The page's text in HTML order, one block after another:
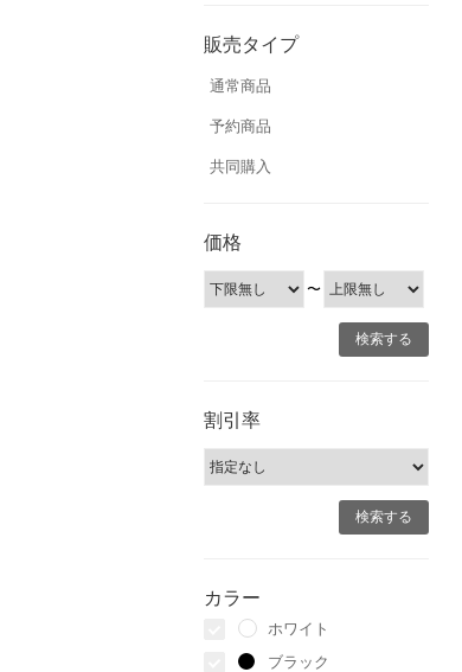
販売タイプ
通常商品
予約商品
共同購入
価格
〜
割引率
カラー
ホワイト
ブラック